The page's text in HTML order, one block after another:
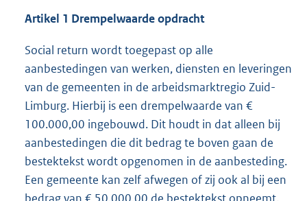
Artikel 1 Drempelwaarde opdracht
Social return wordt toegepast op alle
aanbestedingen van werken, diensten en leveringen
van de gemeenten in de arbeidsmarktregio Zuid-
Limburg. Hierbij is een drempelwaarde van €
100.000,00 ingebouwd. Dit houdt in dat alleen bij
aanbestedingen die dit bedrag te boven gaan de
bestektekst wordt opgenomen in de aanbesteding.
Een gemeente kan zelf afwegen of zij ook al bij een
bedrag van € 50.000,00 de bestektekst opneemt.